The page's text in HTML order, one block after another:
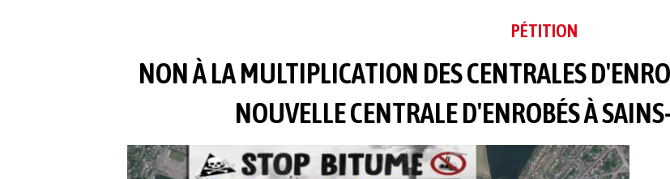
PÉTITION
NON À LA MULTIPLICATION DES CENTRALES
NOUVELLE CENTRALE D'ENROBÉS À